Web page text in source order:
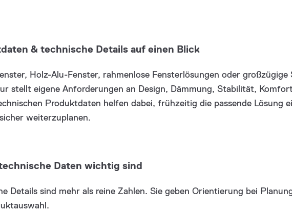
& technische Details auf einen Blick
Holz-Alu-Fenster, rahmenlose Fensterlösungen oder großzügige
stellt eigene Anforderungen an Design, Dämmung, Stabilität,
Produktdaten helfen dabei, frühzeitig die passende Lösung
weiterzuplanen.
Daten wichtig sind
Details sind mehr als reine Zahlen. Sie geben Orientierung bei